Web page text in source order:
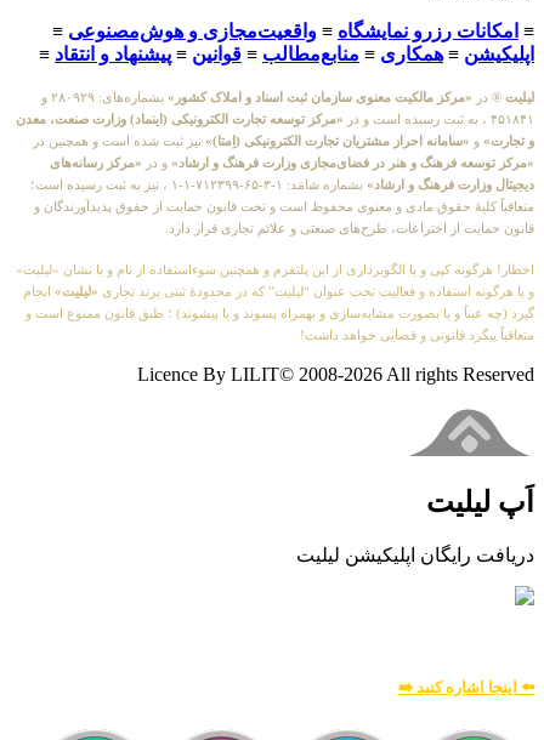
≡ امکانات رزرو نمایشگاه ≡ واقعیت‌مجازی و هوش‌مصنوعی ≡
اپلیکیشن ≡ همکاری ≡ منابع‌مطالب ≡ قوانین ≡ پیشنهاد و انتقاد ≡
لیلیت ® در «مرکز مالکیت معنوی سازمان ثبت اسناد و املاک کشور»
بشماره‌های: ۲۸۰۹۲۹ و
۴۵۱۸۴۱ ، به ثبت رسیده است و در
«مرکز توسعه تجارت الکترونیکی (اینماد) وزارت صنعت، معدن
و تجارت» و «سامانه احراز مشتریان تجارت الکترونیکی (اِمتا)» نیز ثبت شده است و همچنین در
«مرکز توسعه فرهنگ و هنر در فضای‌مجازی وزارت فرهنگ و ارشاد» و در «مرکز رسانه‌های
دیجیتال وزارت فرهنگ و ارشاد»
بشماره شامَد: ۱-۳-۶۵-۷۱۲۳۹۹-۱-۱ ، نیز به ثبت رسیده است؛
متعاقباً کلیهٔ حقوق مادی و معنوی محفوظ است و تحت قانون حمایت از حقوق پدیدآورندگان و
قانون حمایت از اختراعات، طرح‌های صنعتی و علائم تجاری قرار دارد.
اخطار! هرگونه کپی و یا الگوبرداری از این پلتفرم و همچنین سوءاستفاده از نام و یا نشان «لیلیت»
و یا هرگونه استفاده و فعالیت تحت عنوان “لیلیت” که در محدودهٔ ثبتی برند تجاری «لیلیت» انجام
گیرد (چه عیناً و یا بصورت مشابه‌سازی و بهمراه پسوند و یا پیشوند) ؛ طبق قانون ممنوع است و
متعاقباً پیگرد قانونی و قضایی خواهد داشت!
Licence By LILIT© 2008-2026 All rights Reserved
اَپ لیلیت
دریافت رایگان اپلیکیشن لیلیت
⬅️ اینجا اشاره کنید ➡️